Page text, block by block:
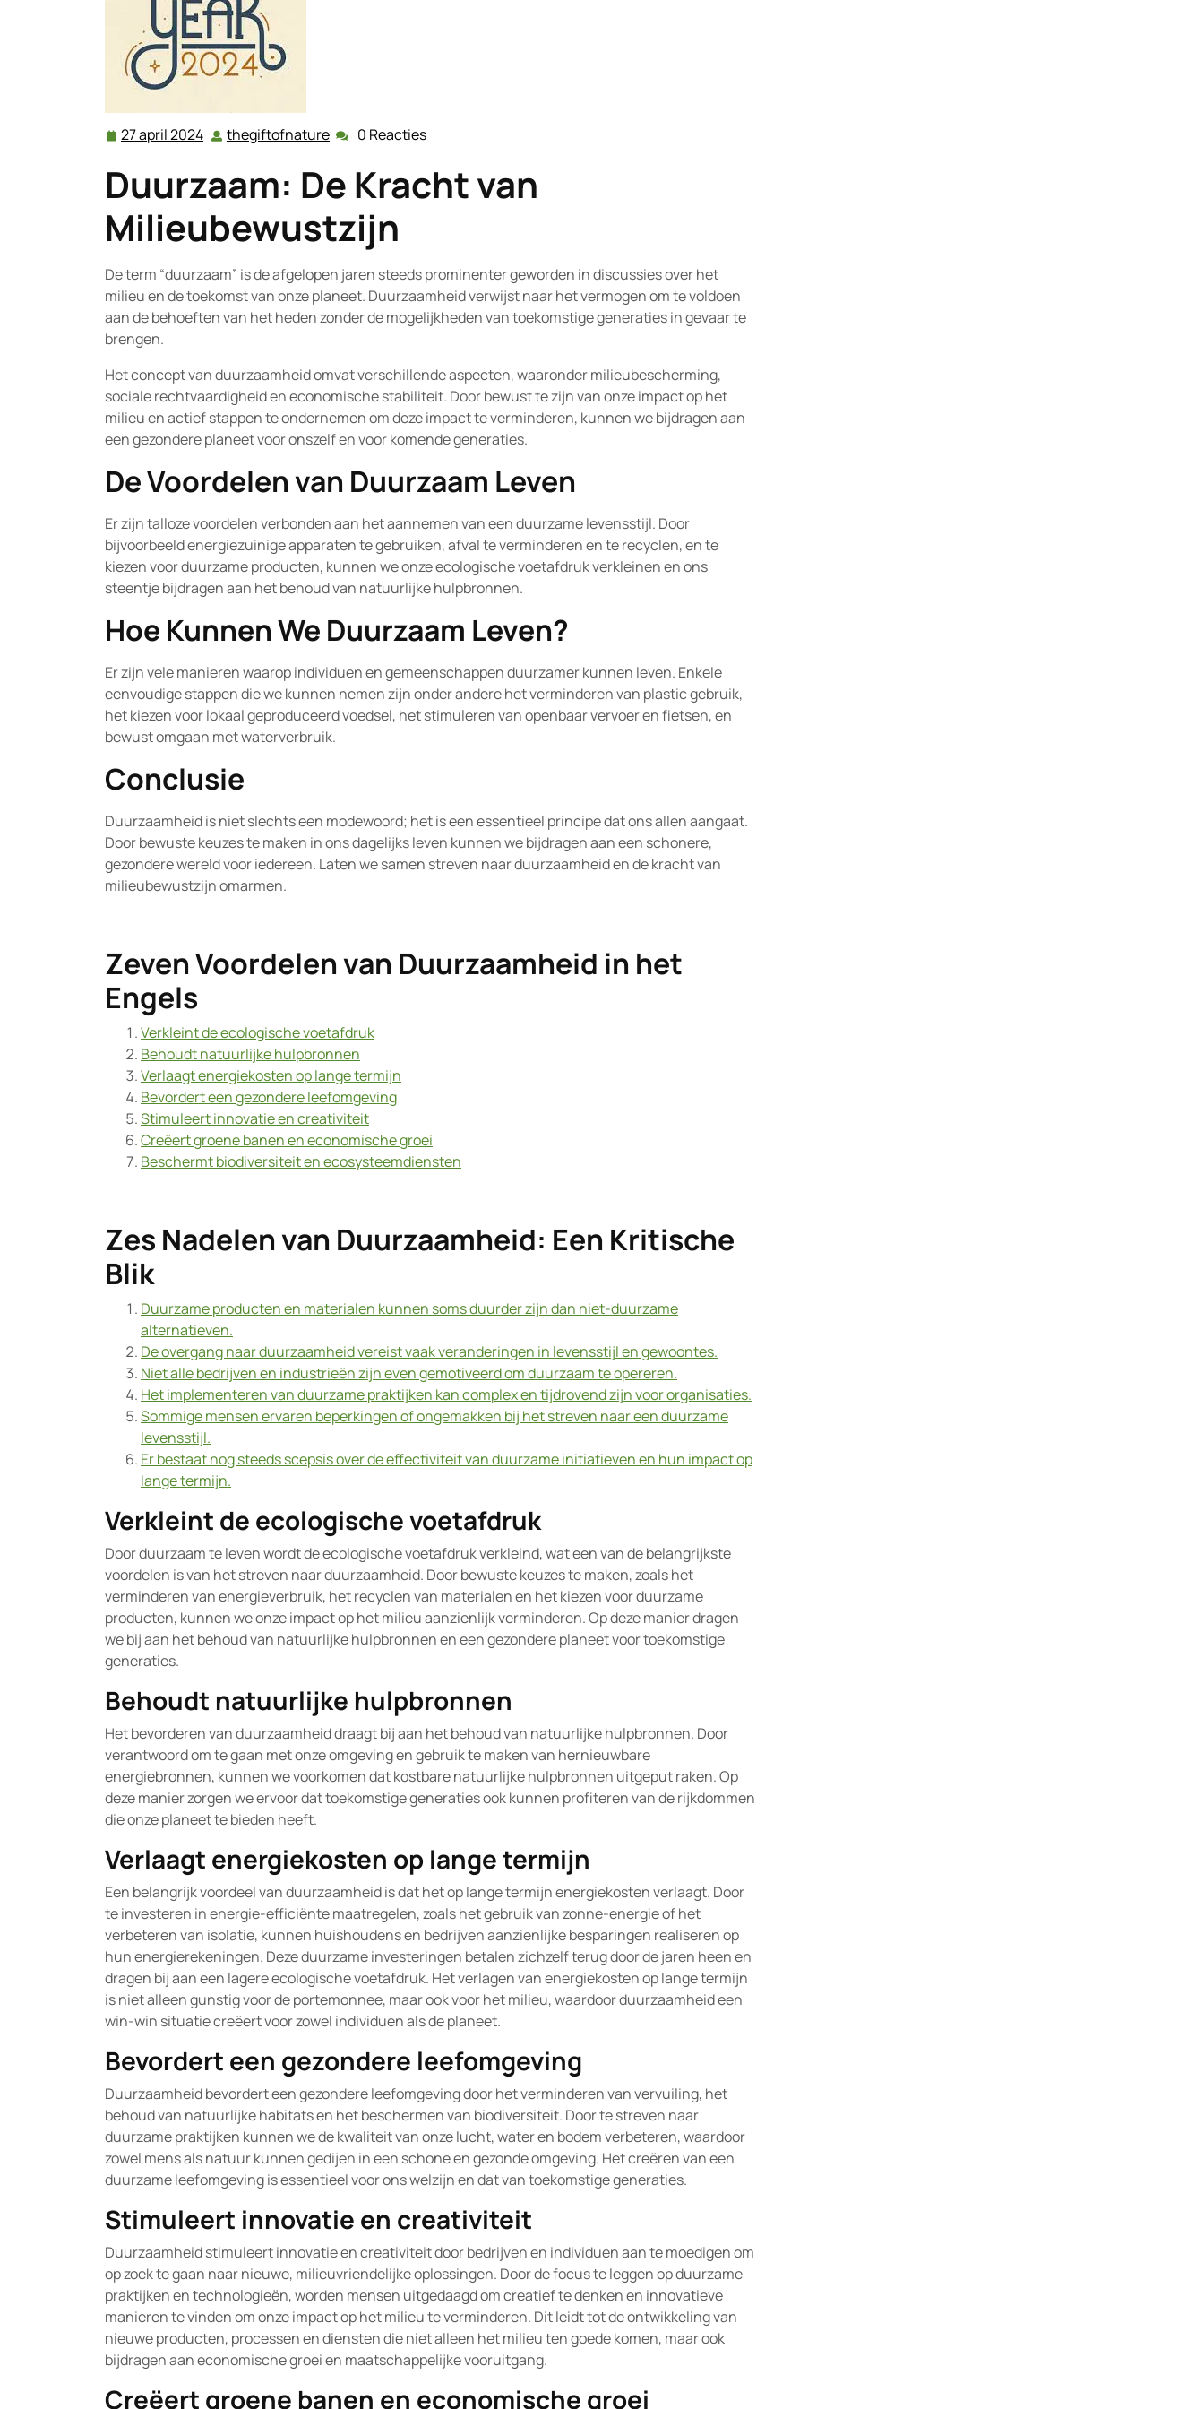
27 april 2024 27
2024
thegiftofnature thegiftofnature
0 Reacties
Duurzaam: De Kracht van
Milieubewustzijn
De term “duurzaam” is de afgelopen jaren steeds prominenter geworden in discussies over het
milieu en de toekomst van onze planeet. Duurzaamheid verwijst naar het vermogen om te voldoen
aan de behoeften van het heden zonder de mogelijkheden van toekomstige generaties in gevaar te
brengen.
Het concept van duurzaamheid omvat verschillende aspecten, waaronder milieubescherming,
sociale rechtvaardigheid en economische stabiliteit. Door bewust te zijn van onze impact op het
milieu en actief stappen te ondernemen om deze impact te verminderen, kunnen we bijdragen aan
een gezondere planeet voor onszelf en voor komende generaties.
De Voordelen van Duurzaam Leven
Er zijn talloze voordelen verbonden aan het aannemen van een duurzame levensstijl. Door
bijvoorbeeld energiezuinige apparaten te gebruiken, afval te verminderen en te recyclen, en te
kiezen voor duurzame producten, kunnen we onze ecologische voetafdruk verkleinen en ons
steentje bijdragen aan het behoud van natuurlijke hulpbronnen.
Hoe Kunnen We Duurzaam Leven?
Er zijn vele manieren waarop individuen en gemeenschappen duurzamer kunnen leven. Enkele
eenvoudige stappen die we kunnen nemen zijn onder andere het verminderen van plastic gebruik,
het kiezen voor lokaal geproduceerd voedsel, het stimuleren van openbaar vervoer en fietsen, en
bewust omgaan met waterverbruik.
Conclusie
Duurzaamheid is niet slechts een modewoord; het is een essentieel principe dat ons allen aangaat.
Door bewuste keuzes te maken in ons dagelijks leven kunnen we bijdragen aan een schonere,
gezondere wereld voor iedereen. Laten we samen streven naar duurzaamheid en de kracht van
milieubewustzijn omarmen.
Zeven Voordelen van Duurzaamheid in het
Engels
Verkleint de ecologische voetafdruk
Behoudt natuurlijke hulpbronnen
Verlaagt energiekosten op lange termijn
Bevordert een gezondere leefomgeving
Stimuleert innovatie en creativiteit
Creëert groene banen en economische groei
Beschermt biodiversiteit en ecosysteemdiensten
Zes Nadelen van Duurzaamheid: Een Kritische
Blik
Duurzame producten en materialen kunnen soms duurder zijn dan niet-duurzame
alternatieven.
De overgang naar duurzaamheid vereist vaak veranderingen in levensstijl en gewoontes.
Niet alle bedrijven en industrieën zijn even gemotiveerd om duurzaam te opereren.
Het implementeren van duurzame praktijken kan complex en tijdrovend zijn voor organisaties.
Sommige mensen ervaren beperkingen of ongemakken bij het streven naar een duurzame
levensstijl.
Er bestaat nog steeds scepsis over de effectiviteit van duurzame initiatieven en hun impact op
lange termijn.
Verkleint de ecologische voetafdruk
Door duurzaam te leven wordt de ecologische voetafdruk verkleind, wat een van de belangrijkste
voordelen is van het streven naar duurzaamheid. Door bewuste keuzes te maken, zoals het
verminderen van energieverbruik, het recyclen van materialen en het kiezen voor duurzame
producten, kunnen we onze impact op het milieu aanzienlijk verminderen. Op deze manier dragen
we bij aan het behoud van natuurlijke hulpbronnen en een gezondere planeet voor toekomstige
generaties.
Behoudt natuurlijke hulpbronnen
Het bevorderen van duurzaamheid draagt bij aan het behoud van natuurlijke hulpbronnen. Door
verantwoord om te gaan met onze omgeving en gebruik te maken van hernieuwbare
energiebronnen, kunnen we voorkomen dat kostbare natuurlijke hulpbronnen uitgeput raken. Op
deze manier zorgen we ervoor dat toekomstige generaties ook kunnen profiteren van de rijkdommen
die onze planeet te bieden heeft.
Verlaagt energiekosten op lange termijn
Een belangrijk voordeel van duurzaamheid is dat het op lange termijn energiekosten verlaagt. Door
te investeren in energie-efficiënte maatregelen, zoals het gebruik van zonne-energie of het
verbeteren van isolatie, kunnen huishoudens en bedrijven aanzienlijke besparingen realiseren op
hun energierekeningen. Deze duurzame investeringen betalen zichzelf terug door de jaren heen en
dragen bij aan een lagere ecologische voetafdruk. Het verlagen van energiekosten op lange termijn
is niet alleen gunstig voor de portemonnee, maar ook voor het milieu, waardoor duurzaamheid een
win-win situatie creëert voor zowel individuen als de planeet.
Bevordert een gezondere leefomgeving
Duurzaamheid bevordert een gezondere leefomgeving door het verminderen van vervuiling, het
behoud van natuurlijke habitats en het beschermen van biodiversiteit. Door te streven naar
duurzame praktijken kunnen we de kwaliteit van onze lucht, water en bodem verbeteren, waardoor
zowel mens als natuur kunnen gedijen in een schone en gezonde omgeving. Het creëren van een
duurzame leefomgeving is essentieel voor ons welzijn en dat van toekomstige generaties.
Stimuleert innovatie en creativiteit
Duurzaamheid stimuleert innovatie en creativiteit door bedrijven en individuen aan te moedigen om
op zoek te gaan naar nieuwe, milieuvriendelijke oplossingen. Door de focus te leggen op duurzame
praktijken en technologieën, worden mensen uitgedaagd om creatief te denken en innovatieve
manieren te vinden om onze impact op het milieu te verminderen. Dit leidt tot de ontwikkeling van
nieuwe producten, processen en diensten die niet alleen het milieu ten goede komen, maar ook
bijdragen aan economische groei en maatschappelijke vooruitgang.
Creëert groene banen en economische groei